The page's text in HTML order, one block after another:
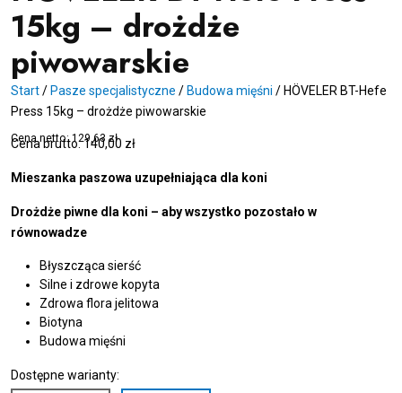
15kg – drożdże
piwowarskie
Start/ Pasze specjalistyczne / Budowa mięśni / HÖVELER BT-Hefe
Press 15kg – drożdże piwowarskie
Cena netto:129,63zł
Cena brutto:140,00 zł
Mieszanka paszowa uzupełniająca dla koni
Drożdże piwne dla koni – aby wszystko pozostało w
równowadze
Błyszcząca sierść
Silne i zdrowe kopyta
Zdrowa flora jelitowa
Biotyna
Budowa mięśni
Dostępne warianty: